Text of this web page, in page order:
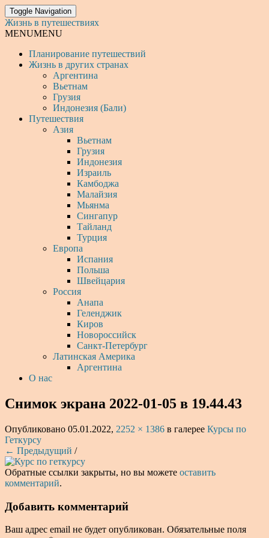
Toggle Navigation
Жизнь в путешествиях
MENUMENU
Планирование путешествий
Жизнь в других странах
Аргентина
Вьетнам
Грузия
Индонезия (Бали)
Путешествия
Азия
Вьетнам
Грузия
Индонезия
Израиль
Камбоджа
Малайзия
Мьянма
Сингапур
Тайланд
Турция
Европа
Испания
Польша
Швейцария
Россия
Анапа
Геленджик
Киров
Новороссийск
Санкт-Петербург
Латинская Америка
Аргентина
О нас
Снимок экрана 2022-01-05 в 19.44.43
Опубликовано 05.01.2022, 2252 × 1386 в галерее Курсы по
Геткурсу
← Предыдущий /
Обратные ссылки закрыты, но вы можете оставить
комментарий.
Добавить комментарий
Ваш адрес email не будет опубликован. Обязательные поля